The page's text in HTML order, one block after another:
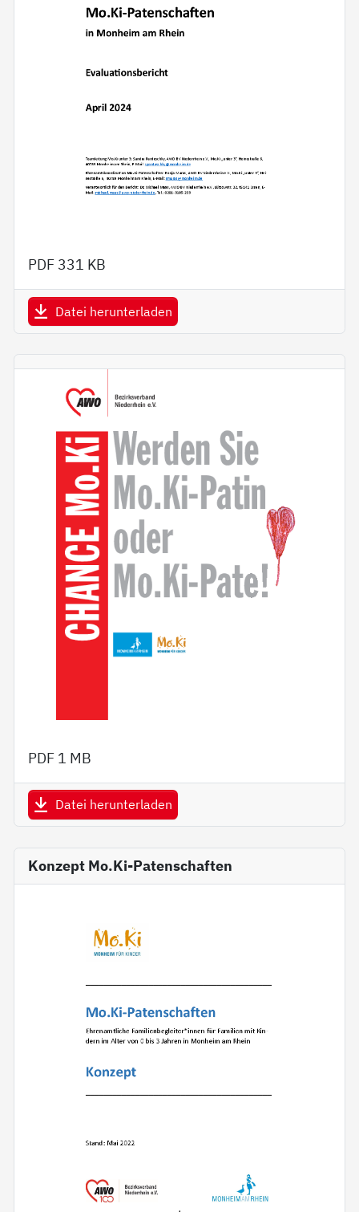
PDF 331 KB
Datei herunterladen
PDF 1 MB
Datei herunterladen
Konzept Mo.Ki-Patenschaften